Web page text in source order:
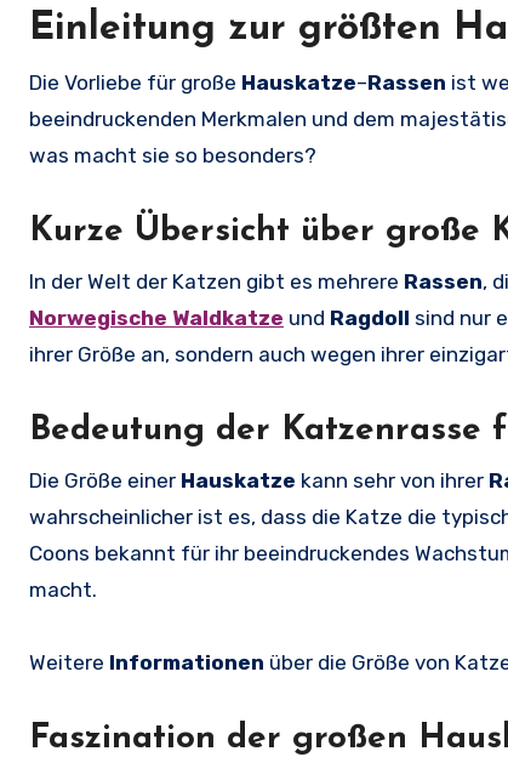
Einleitung zur größten
Die Vorliebe für große Hauskatze–Rassen ist
beeindruckenden Merkmalen und dem
was macht sie so besonders?
Kurze Übersicht über große
In der Welt der Katzen gibt es mehrere Rassen,
Norwegische Waldkatze und Ragdoll sind nur
ihrer Größe an, sondern auch wegen ihrer
Bedeutung der Katzenrasse
Die Größe einer Hauskatze kann sehr von ihrer
wahrscheinlicher ist es, dass die Katze die
Coons bekannt für ihr beeindruckendes
macht.
Weitere Informationen über die Größe von
Faszination der großen